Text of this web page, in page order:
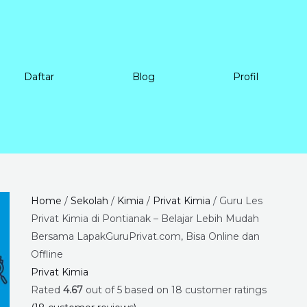
Daftar Blog Profil
Home / Sekolah / Kimia / Privat Kimia / Guru Les
Privat Kimia di Pontianak – Belajar Lebih Mudah
Bersama LapakGuruPrivat.com, Bisa Online dan
Offline
Privat Kimia
Rated 4.67out of 5 based on 18 customer ratings
Price
range:
Rp225.000
Guru
Les
Privat
Kimia
di
Pontianak